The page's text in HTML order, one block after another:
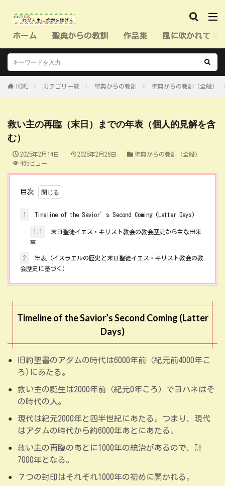
ホーム 聖典からの教訓 作品集 風に吹かれて（
HOME カテゴリ一覧 聖典からの教訓 聖典からの教訓（全般）
救い主の再臨（末日）までの年表（個人的見解を含
む）
2025年2月14日 2025年2月26日
聖典からの教訓（全般）
465ビュー
目次
1 Timeline of the Savior’s Second Coming (Latter Days)
1.1
末日聖徒イエス・キリスト教会の教会歴史から主な出来
事
2
年表（イスラエルの歴史と末日聖徒イエス・キリスト教会の教
会歴史に基づく）
Timeline of the Savior’s Second Coming (Latter
Days)
旧約聖書のアダムの時代は6000年前（紀元前4000年こ
ろ)にあたる。
救い主の誕生は2000年前（紀元0年ころ）でヨハネはそ
の時代の人。
現代は紀元2000年と四半世紀にあたる。つまり、現代
はアダムの時代から約6000年あとにあたる。
救い主の再臨のあとに1000年の統治があるので、計
7000年となる。
７つの封印はそれぞれ1000年の初めに開かれる。